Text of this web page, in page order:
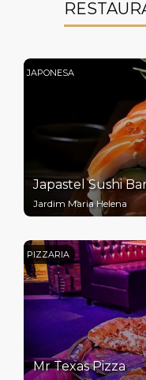
JAPONESA
Japastel Sushi
Jardim Maria Helena
PIZZARIA
Mr Texas Pizza